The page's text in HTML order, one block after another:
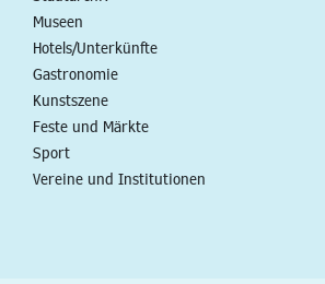
Museen
Hotels/Unterkünfte
Gastronomie
Kunstszene
Feste und Märkte
Sport
Vereine und Institutionen